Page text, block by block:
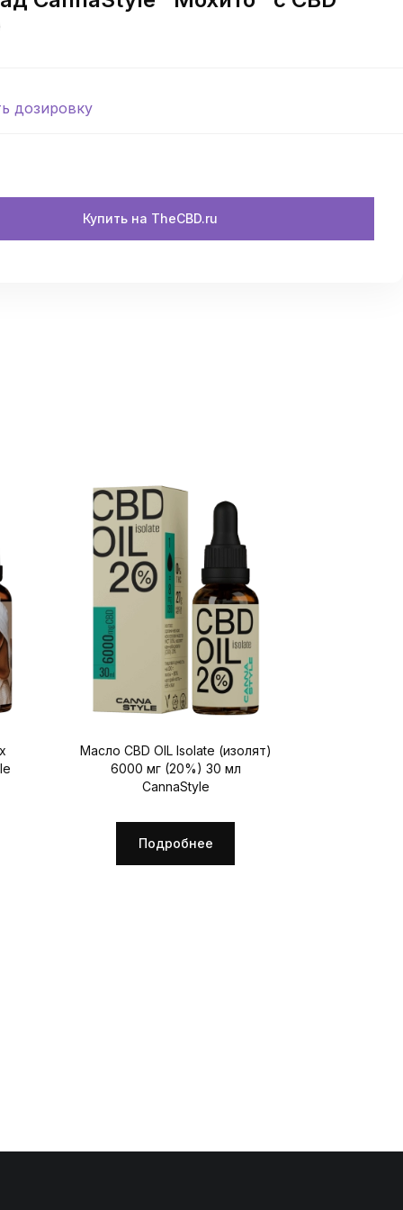
дозировку
Купить на TheCBD.ru
Масло CBD OIL Isolate (изолят)
6000 мг (20%) 30 мл
CannaStyle
Подробнее